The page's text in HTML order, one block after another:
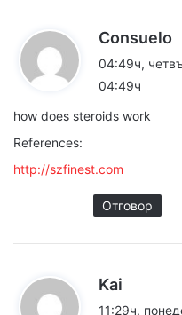
Consuelo
04:49ч,
04:49ч
how does steroids work
References:
http://szfinest.com
Отговор
Kai
а
11:29ч,